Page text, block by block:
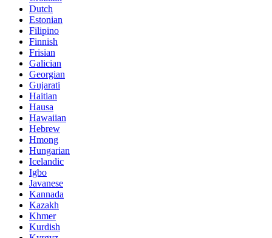
Dutch
Estonian
Filipino
Finnish
Frisian
Galician
Georgian
Gujarati
Haitian
Hausa
Hawaiian
Hebrew
Hmong
Hungarian
Icelandic
Igbo
Javanese
Kannada
Kazakh
Khmer
Kurdish